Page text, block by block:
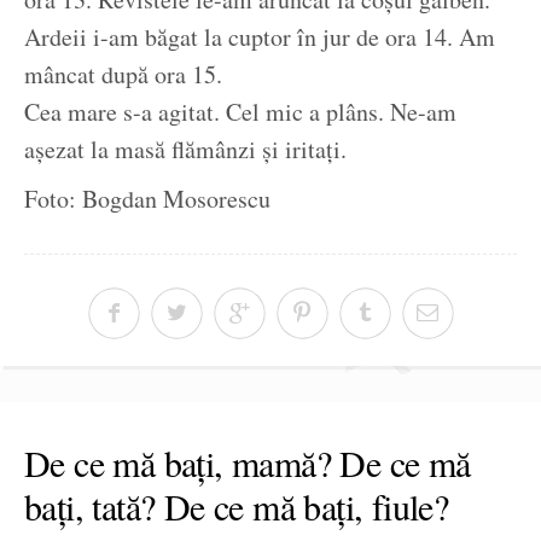
Ardeii i-am băgat la cuptor în jur de ora 14. Am
mâncat după ora 15.
Cea mare s-a agitat. Cel mic a plâns. Ne-am
așezat la masă flămânzi și iritați.
Foto: Bogdan Mosorescu
De ce mă bați, mamă? De ce mă
bați, tată? De ce mă bați, fiule?